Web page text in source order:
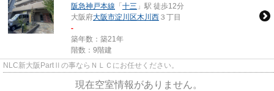
阪急神戸本線 「 十三 」駅 徒歩12分
大阪府大阪市淀川区木川西 ３丁目
-
築年数：築21年
階数：9階建
NLC新大阪PartⅡの事ならＮＬＣにお任せください。
現在空室情報がありません。